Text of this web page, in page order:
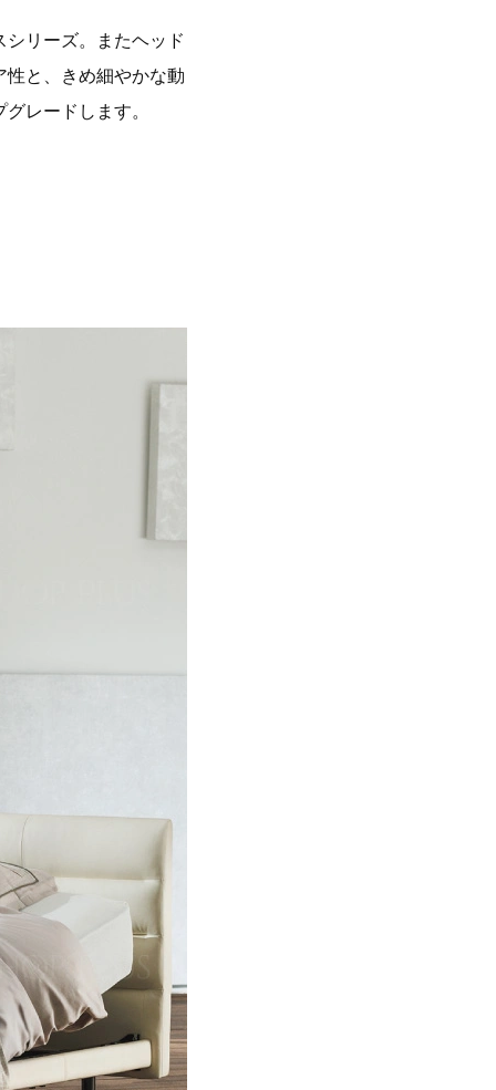
リーズ。またヘッド
と、きめ細やかな動
レードします。